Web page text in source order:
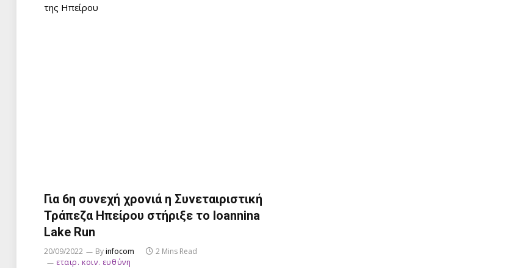
της Ηπείρου
Για 6η συνεχή χρονιά η Συνεταιριστική
Τράπεζα Ηπείρου στήριξε το Ioannina
Lake Run
20/09/2022 Byinfocom
2 Mins Read
εταιρ. κοιν. ευθύνη